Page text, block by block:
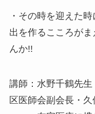
・その時を迎えた
出を作るこころが
んか!!
講師：水野千鶴先
区医師会副会長・久